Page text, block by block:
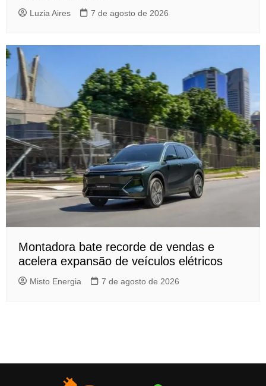
Luzia Aires 7 de agosto de 2026
Montadora bate recorde de vendas e
acelera expansão de veículos elétricos
Misto Energia 7 de agosto de 2026